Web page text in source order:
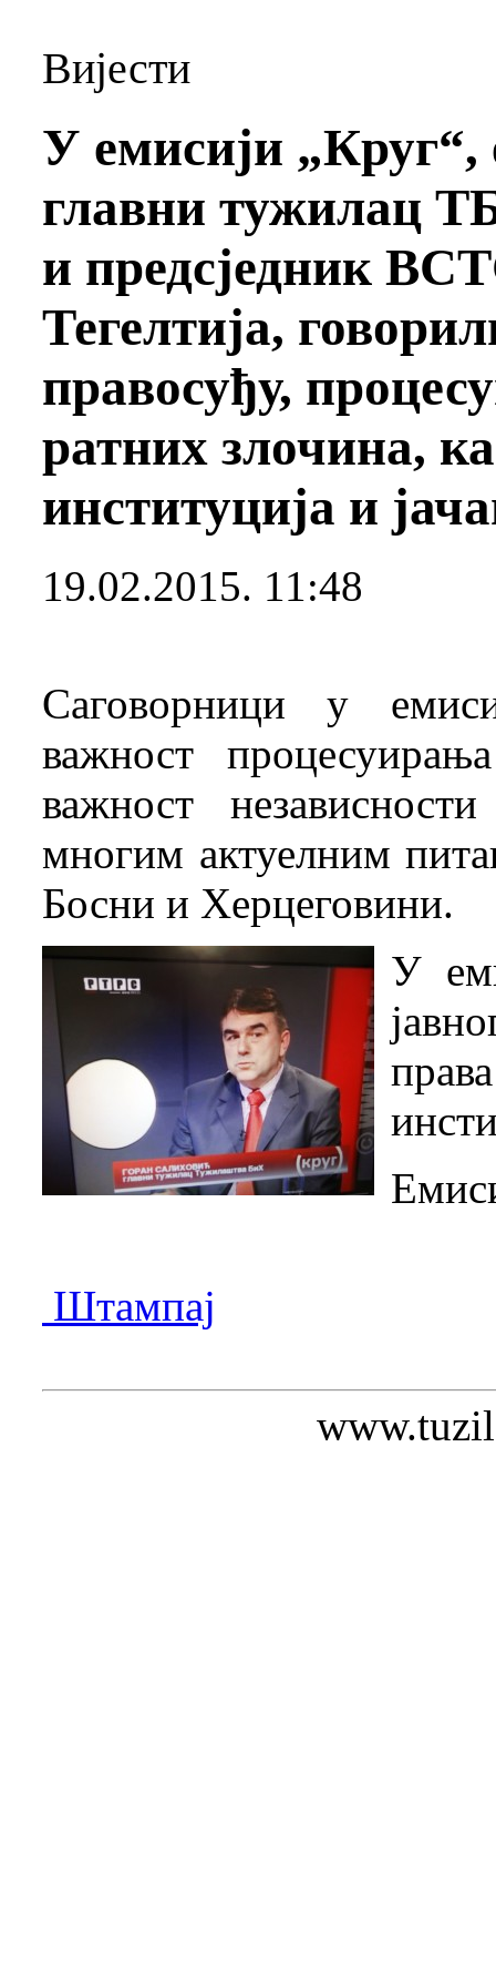
Вијести
У емисији
главни тужилац
и предсједник
Тегелтија,
правосуђу,
ратних злочина,
институција и
19.02.2015. 11:48
Саговорници у
важност
важност
многим актуелним
Босни и Херцеговини.
У
Штампај